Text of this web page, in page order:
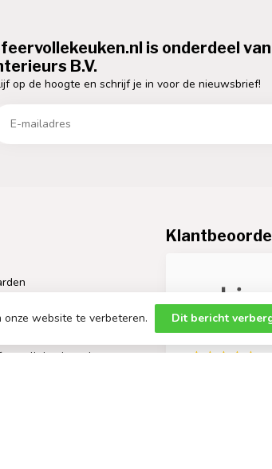
is onderdeel
B.V.
op de hoogte en schrijf je in voor de nieuwsbrief!
website te verbeteren. Dit bericht